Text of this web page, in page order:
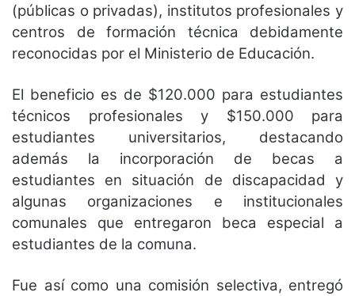
(públicas o privadas), institutos profesionales y
centros de formación técnica debidamente
reconocidas por el Ministerio de Educación.
El beneficio es de $120.000 para estudiantes
técnicos profesionales y $150.000 para
estudiantes universitarios, destacando
además la incorporación de becas a
estudiantes en situación de discapacidad y
algunas organizaciones e institucionales
comunales que entregaron beca especial a
estudiantes de la comuna.
Fue así como una comisión selectiva, entregó